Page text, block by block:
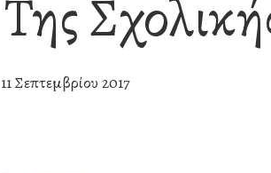
11 Σεπτεμβρίου 2017